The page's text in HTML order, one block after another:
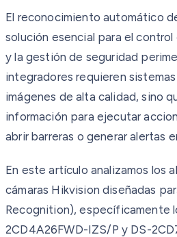
El reconocimiento automático
solución esencial para el
y la gestión de seguridad
integradores requieren
imágenes de alta calidad, sino
información para ejecutar
abrir barreras o generar alertas
En este artículo analizamos los
cámaras Hikvision diseñadas
Recognition), específicamente
2CD4A26FWD-IZS/P y DS-